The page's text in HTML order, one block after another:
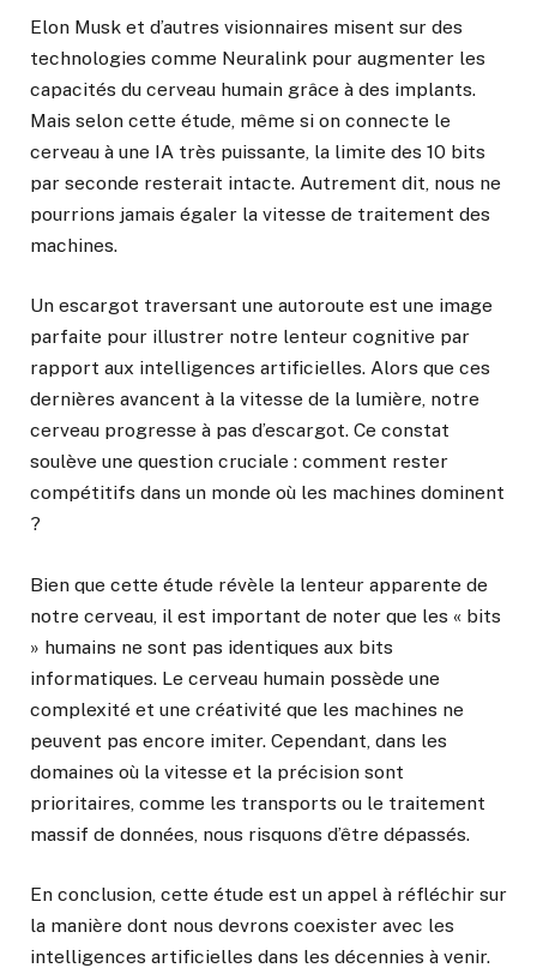
Elon Musk et d’autres visionnaires misent sur des
technologies comme Neuralink pour augmenter les
capacités du cerveau humain grâce à des implants.
Mais selon cette étude, même si on connecte le
cerveau à une IA très puissante, la limite des 10 bits
par seconde resterait intacte. Autrement dit, nous ne
pourrions jamais égaler la vitesse de traitement des
machines.
Un escargot traversant une autoroute est une image
parfaite pour illustrer notre lenteur cognitive par
rapport aux intelligences artificielles. Alors que ces
dernières avancent à la vitesse de la lumière, notre
cerveau progresse à pas d’escargot. Ce constat
soulève une question cruciale : comment rester
compétitifs dans un monde où les machines dominent
?
Bien que cette étude révèle la lenteur apparente de
notre cerveau, il est important de noter que les « bits
» humains ne sont pas identiques aux bits
informatiques. Le cerveau humain possède une
complexité et une créativité que les machines ne
peuvent pas encore imiter. Cependant, dans les
domaines où la vitesse et la précision sont
prioritaires, comme les transports ou le traitement
massif de données, nous risquons d’être dépassés.
En conclusion, cette étude est un appel à réfléchir sur
la manière dont nous devrons coexister avec les
intelligences artificielles dans les décennies à venir.